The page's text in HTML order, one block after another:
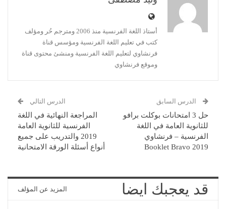
أستاذ اللغة الفرنسية منذ 2006 ومترجم حُر ومؤلف
كتب في تعليم اللغة الفرنسية ومؤسس قناة
فرنشاوي لتعليم اللغة الفرنسية ومنشئ محتوى قناة
وموقع فرنشاوي
الدرس السابق
حل 3 امتحانات بوكلت برافو
للثانوية العامة في اللغة
الفرنسية – فرنشاوي
Booklet Bravo 2019
الدرس التالي
المراجعة النهائية في اللغة
الفرنسية للثانوية العامة
2019 والتدريب على جميع
أنواع أسئلة الورقة الامتحانية
قد يعجبك ايضا المزيد عن المؤلف